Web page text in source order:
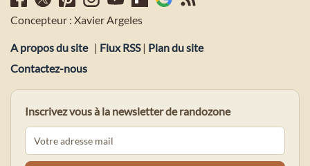
Concepteur : Xavier Argeles
A propos du site | Flux RSS| Plan du site
Contactez-nous
Inscrivez vous à la newsletter de randozone